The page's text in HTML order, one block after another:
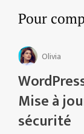
Pour
Olivia
Mise à
sécurité